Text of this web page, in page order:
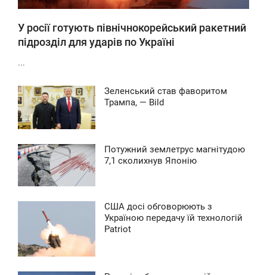
У росії готують північнокорейський ракетний
підрозділ для ударів по Україні
...
Зеленський став фаворитом
Трампа, — Bild
Потужний землетрус магнітудою
7,1 сколихнув Японію
США досі обговорюють з
Україною передачу їй технологій
Patriot